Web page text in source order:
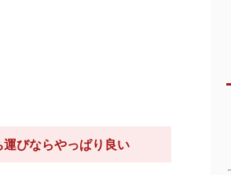
びならやっぱり良い